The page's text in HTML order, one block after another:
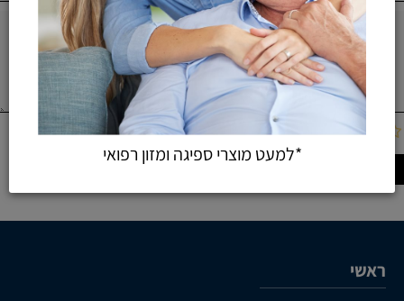
ראשי
*למעט מוצרי ספיגה ומזון רפואי